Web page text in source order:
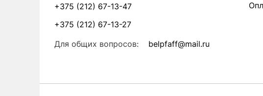
+375 (212) 67-13-47
+375 (212) 67-13-27
Для общих вопросов:
belpfaff@mail.ru